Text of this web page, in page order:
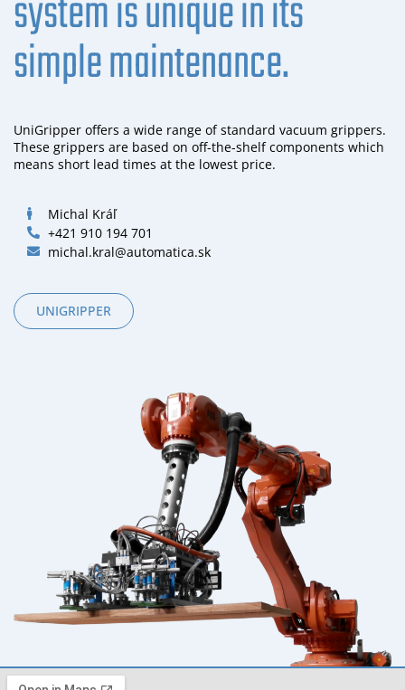
system is unique in its
simple maintenance.
UniGripper offers a wide range of standard vacuum grippers.
These grippers are based on off-the-shelf components which
means short lead times at the lowest price.
Michal Kráľ
+421 910 194 701
michal.kral@automatica.sk
UNIGRIPPER